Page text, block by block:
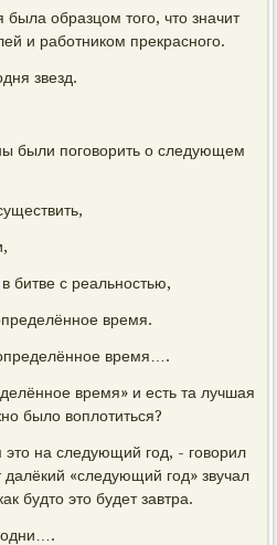
была образцом того, что значит
и работником прекрасного.
звезд.
были поговорить о следующем
битве с реальностью,
время.
время….
время» и есть та лучшая
было воплотиться?
на следующий год, - говорил
далёкий «следующий год» звучал
будто это будет завтра.
одни….